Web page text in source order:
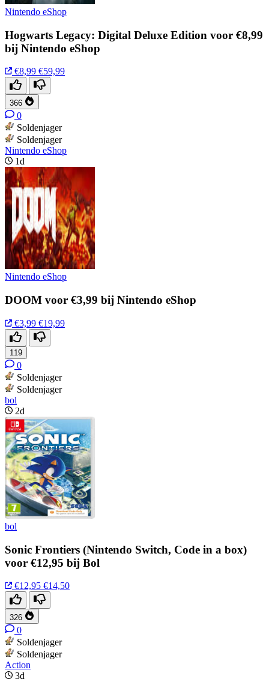
Nintendo eShop
Hogwarts Legacy: Digital Deluxe Edition voor €8,99
bij Nintendo eShop
€8,99 €59,99
366
0
Soldenjager
Soldenjager
Nintendo eShop
1d
Nintendo eShop
DOOM voor €3,99 bij Nintendo eShop
€3,99 €19,99
119
0
Soldenjager
Soldenjager
bol
2d
bol
Sonic Frontiers (Nintendo Switch, Code in a box)
voor €12,95 bij Bol
€12,95 €14,50
326
0
Soldenjager
Soldenjager
Action
3d